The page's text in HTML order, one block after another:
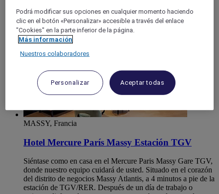
MASSY, Francia
Hotel Mercure París Massy Estación TGV
Siéntase como en casa en el Mercure Paris Massy Gare TGV,
donde nuestro equipo cuidará de usted. Situado en el corazón
del distrito de negocios Massy Atlantis, a 4 minutos a pie de la
estación de TGV/RER. Después de un día de trabajo o
Podrá modificar sus opciones en cualquier momento haciendo
clic en el botón «Personalizar» accesible a través del enlace
"Cookies" en la parte inferior de la página.
Más información
Nuestros colaboradores
Personalizar Aceptar todas